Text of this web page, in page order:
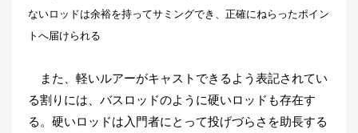
ないロッドは余裕を持ってサミングでき、正確にねらったポイン
トへ届けられる
また、軽いルアーがキャストできるよう表記されてい
る割りには、バスロッドのように硬いロッドも存在す
る。硬いロッドは入門者にとって投げづらさを助長する